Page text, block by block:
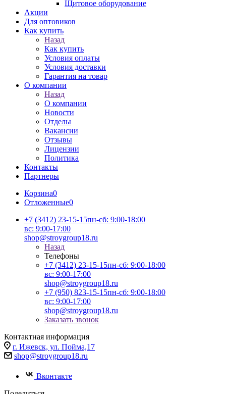
Щитовое оборудование
Акции
Для оптовиков
Как купить
Назад
Как купить
Условия оплаты
Условия доставки
Гарантия на товар
О компании
Назад
О компании
Новости
Отделы
Вакансии
Отзывы
Лицензии
Политика
Контакты
Партнеры
Корзина0
Отложенные0
+7 (3412) 23-15-15пн-сб: 9:00-18:00
вс: 9:00-17:00
shop@stroygroup18.ru
Назад
Телефоны
+7 (3412) 23-15-15пн-сб: 9:00-18:00
вс: 9:00-17:00
shop@stroygroup18.ru
+7 (950) 823-15-15пн-сб: 9:00-18:00
вс: 9:00-17:00
shop@stroygroup18.ru
Заказать звонок
Контактная информация
г. Ижевск, ул. Пойма,17
shop@stroygroup18.ru
Вконтакте